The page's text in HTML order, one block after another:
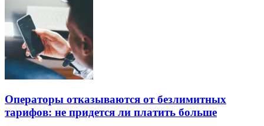
Операторы отказываются от безлимитных
тарифов: не придется ли платить больше